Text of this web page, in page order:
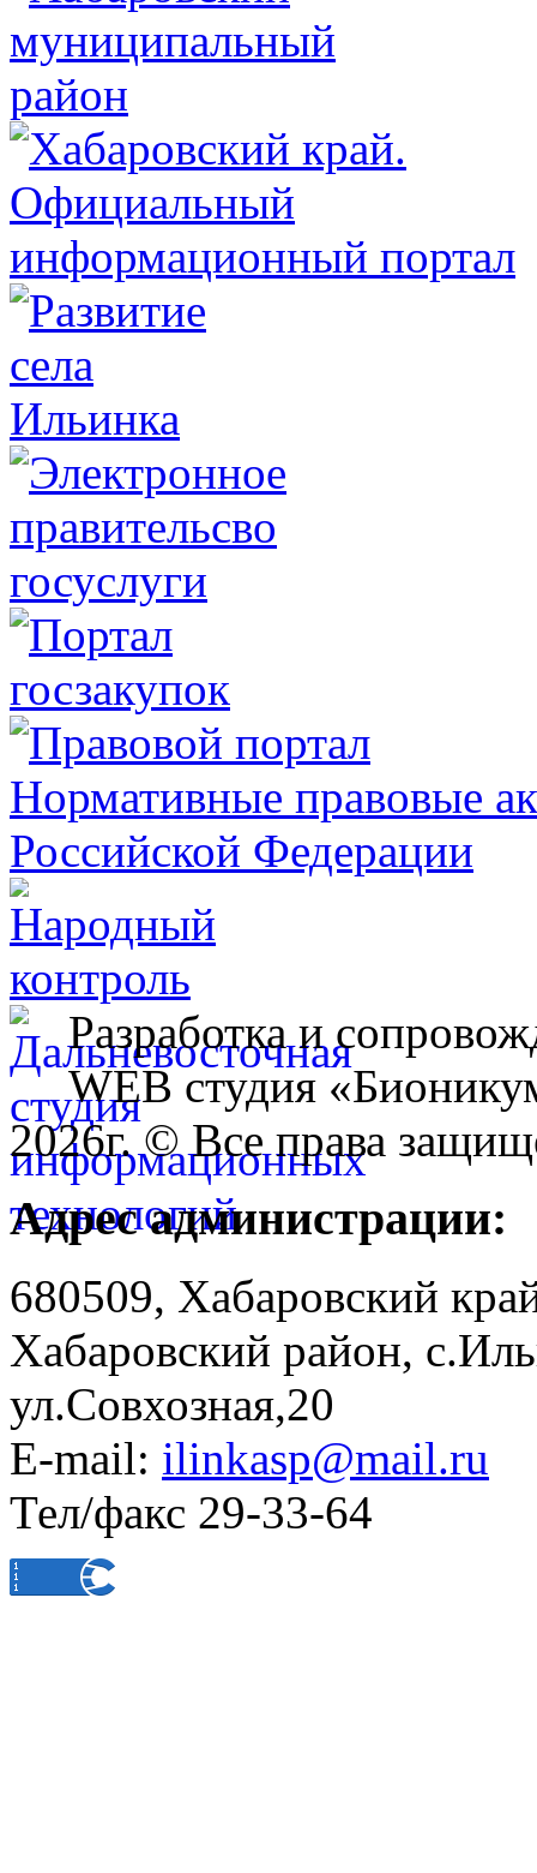
Разработка и
WEB студия
2026г. © Все права
Адрес администрации:
680509, Хабаровский
Хабаровский район,
ул.Совхозная,20
E-mail: ilinkasp@mail.ru
Тел/факс 29-33-64